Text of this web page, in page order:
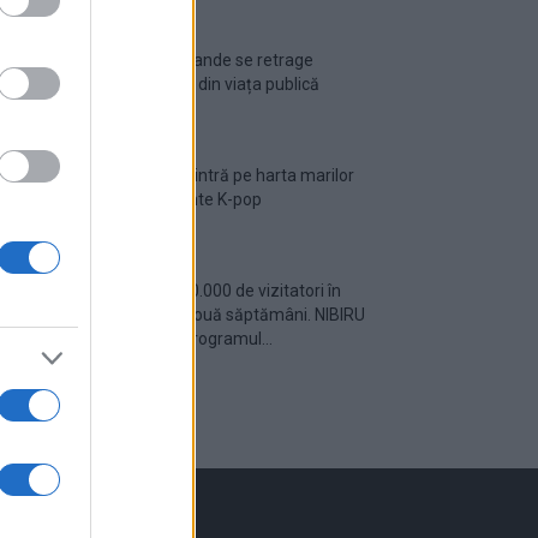
Ariana Grande se retrage
temporar din viața publică
România intră pe harta marilor
evenimente K-pop
Peste 700.000 de vizitatori în
primele două săptămâni. NIBIRU
extinde programul...